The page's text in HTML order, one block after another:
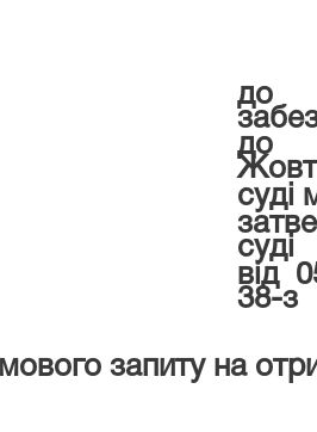
до
до
суді
суді
від
38-з
запиту на